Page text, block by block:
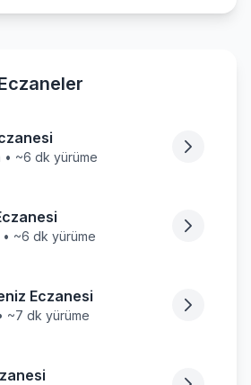
• ~6 dk yürüme
• ~6 dk yürüme
Eczanesi
~7 dk yürüme